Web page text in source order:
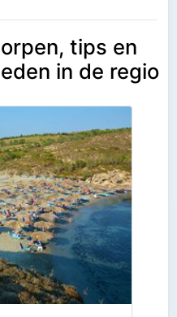
tips en
in de regio